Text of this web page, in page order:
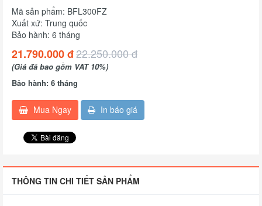
Mã sản phẩm: BFL300FZ
Xuất xứ: Trung quốc
Bảo hành: 6 tháng
21.790.000 đ22.250.000 đ
(Giá đã bao gồm VAT 10%)
Bảo hành: 6 tháng
Mua Ngay In báo giá
THÔNG TIN CHI TIẾT SẢN PHẨM